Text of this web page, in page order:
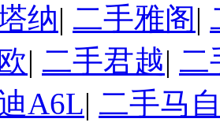
纳| 二手雅阁|
| 二手君越| 二
A6L| 二手马